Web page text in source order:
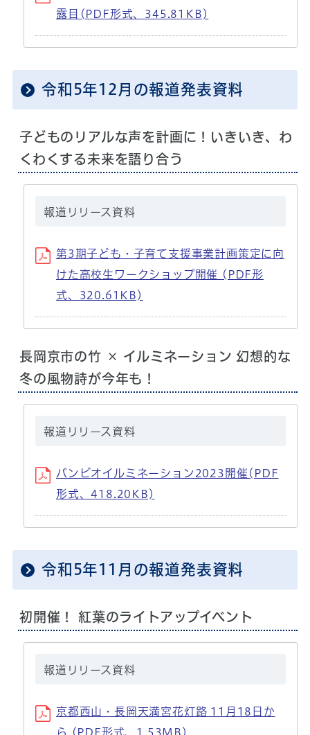
露目(PDF形式、345.81KB)
令和5年12月の報道発表資料
子どものリアルな声を計画に！いきいき、わ
くわくする未来を語り合う
報道リリース資料
第3期子ども・子育て支援事業計画策定に向
けた高校生ワークショップ開催 (PDF形
式、320.61KB)
長岡京市の竹 × イルミネーション 幻想的な
冬の風物詩が今年も！
報道リリース資料
バンビオイルミネーション2023開催(PDF
形式、418.20KB)
令和5年11月の報道発表資料
初開催！ 紅葉のライトアップイベント
報道リリース資料
京都西山・長岡天満宮花灯路 11月18日か
ら (PDF形式、1.53MB)